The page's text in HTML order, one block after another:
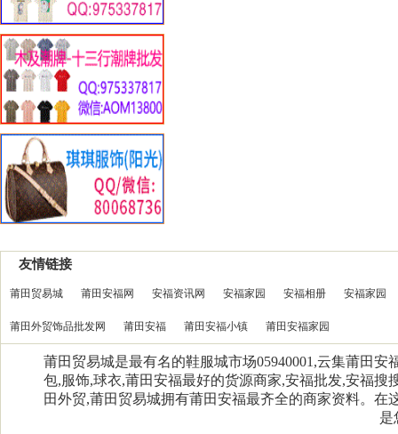
友情链接
莆田贸易城 莆田安福网 安福资讯网 安福家园 安福相册 安福家园
莆田外贸饰品批发网 莆田安福 莆田安福小镇 莆田安福家园
莆田贸易城是最有名的鞋服城市场05940001,云集莆田
包,服饰,球衣,莆田安福最好的货源商家,安福批发,安福
田外贸,莆田贸易城拥有莆田安福最齐全的商家资料。
是